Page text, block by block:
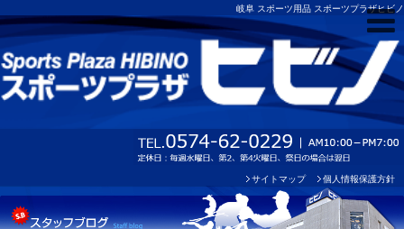
岐阜 スポーツ用品 スポーツプラザヒビノ
サイトマップ 個人情報保護方針